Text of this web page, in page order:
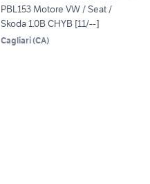
PBL153 Motore VW / Seat /
Skoda 1.0B CHYB [11/--]
Cagliari(CA)